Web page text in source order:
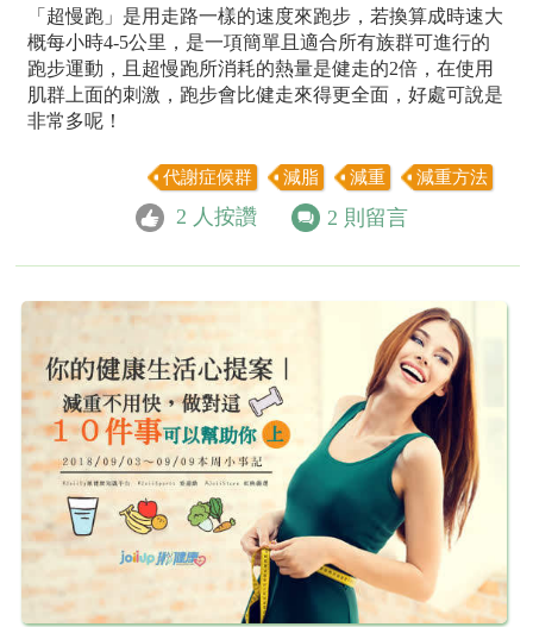
「超慢跑」是用走路一樣的速度來跑步，若換算成時速大
概每小時4-5公里，是一項簡單且適合所有族群可進行的
跑步運動，且超慢跑所消耗的熱量是健走的2倍，在使用
肌群上面的刺激，跑步會比健走來得更全面，好處可說是
非常多呢！
代謝症候群 減脂 減重 減重方法
2 人按讚 2 則留言